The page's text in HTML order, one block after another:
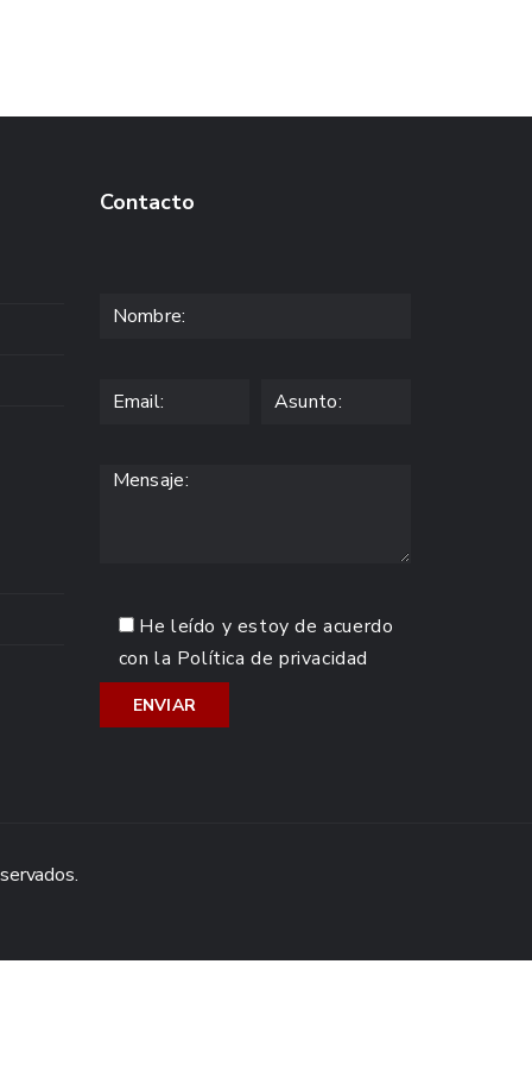
Contacto
He leído y estoy de acuerdo
con la Política de privacidad